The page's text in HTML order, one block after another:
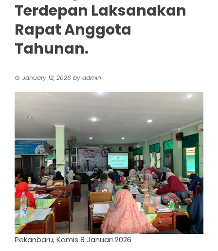
Terdepan Laksanakan
Rapat Anggota
Tahunan.
January 12, 2026 by admin
Pekanbaru, Kamis 8 Januari 2026